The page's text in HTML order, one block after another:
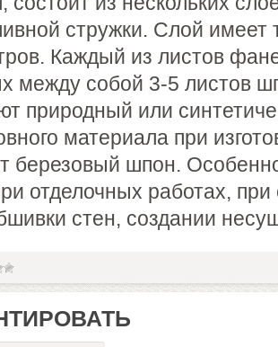
стружки. Слой имеет
Каждый из листов
между собой 3-5 листов
природный или
материала при
березовый шпон.
отделочных работах, при
стен, создании